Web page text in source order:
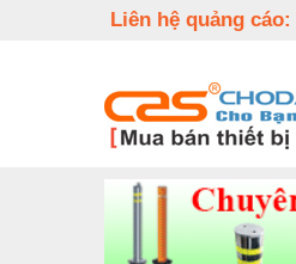
Liên hệ quảng cáo: